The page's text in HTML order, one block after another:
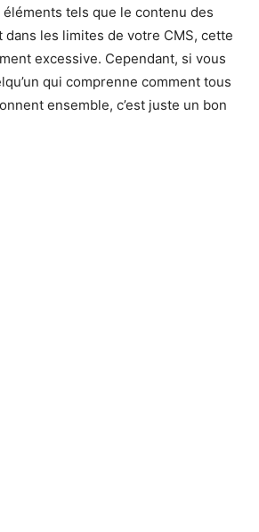
tels que le contenu des
dans les limites de votre CMS, cette
excessive. Cependant, si vous
qui comprenne comment tous
ensemble, c’est juste un bon